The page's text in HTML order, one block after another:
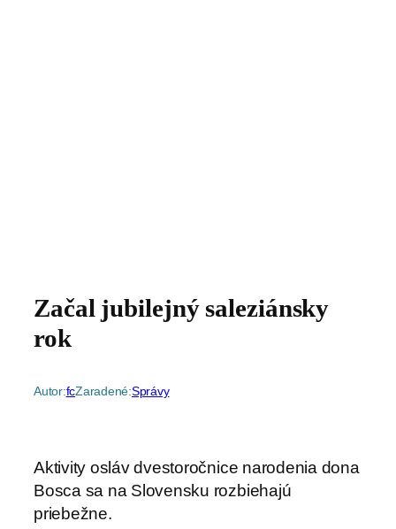
Začal jubilejný saleziánsky
rok
Autor:fcZaradené:Správy
Aktivity osláv dvestoročnice narodenia dona
Bosca sa na Slovensku rozbiehajú
priebežne.